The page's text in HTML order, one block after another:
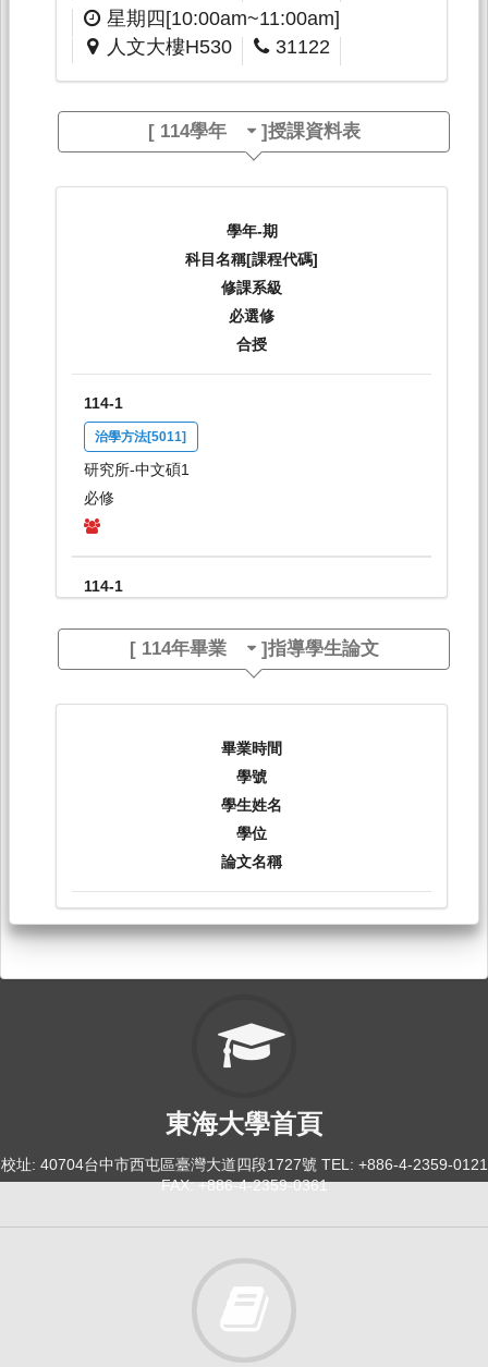
星期四[10:00am~11:00am]
人文大樓H530
31122
[ 114學年 ]授課資料表
學年-期
科目名稱[課程代碼]
修課系級
必選修
合授
114-1
治學方法[5011]
研究所-中文碩1
必修
114-1
研究所-中文碩博1,2
日間學士班-中文系2A
114-2
中國文學史[0025]
日間學士班-中文系2A
敘事學概論[0042]
日間學士班-中文系1,2
選修
[ 114年畢業 ]指導學生論文
畢業時間
學號
學生姓名
學位
論文名稱
東海大學首頁
校址: 40704台中市西屯區臺灣大道四段1727號 TEL: +886-4-2359-0121
FAX: +886-4-2359-0361